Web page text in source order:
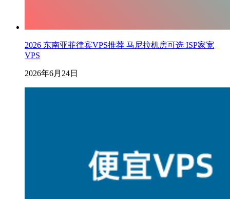
2026 东南亚菲律宾VPS推荐 马尼拉机房可选 ISP家宽
VPS
2026年6月24日